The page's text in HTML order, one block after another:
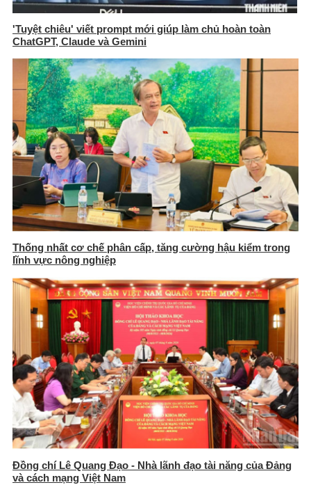
'Tuyệt chiêu' viết prompt mới giúp làm chủ hoàn toàn
ChatGPT, Claude và Gemini
Thống nhất cơ chế phân cấp, tăng cường hậu kiểm trong
lĩnh vực nông nghiệp
Đồng chí Lê Quang Đạo - Nhà lãnh đạo tài năng của Đảng
và cách mạng Việt Nam